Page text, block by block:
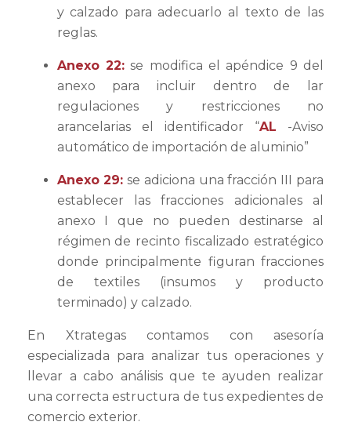
y calzado para adecuarlo al texto de las
reglas.
Anexo 22:se modifica el apéndice 9 del
anexo para incluir dentro de lar
regulaciones y restricciones no
arancelarias el identificador “AL -Aviso
automático de importación de aluminio”
Anexo 29: se adiciona una fracción III para
establecer las fracciones adicionales al
anexo I que no pueden destinarse al
régimen de recinto fiscalizado estratégico
donde principalmente figuran fracciones
de textiles (insumos y producto
terminado) y calzado.
En Xtrategas contamos con asesoría
especializada para analizar tus operaciones y
llevar a cabo análisis que te ayuden realizar
una correcta estructura de tus expedientes de
comercio exterior.